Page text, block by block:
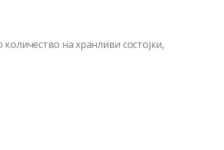
на хранливи состојки,